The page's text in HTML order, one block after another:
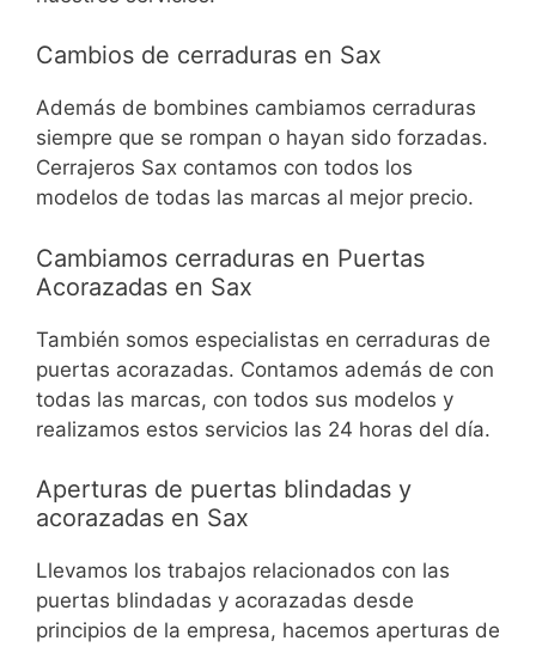
Cambios de cerraduras en Sax
Además de bombines cambiamos cerraduras
siempre que se rompan o hayan sido forzadas.
Cerrajeros Sax contamos con todos los
modelos de todas las marcas al mejor precio.
Cambiamos cerraduras en Puertas
Acorazadas en Sax
También somos especialistas en cerraduras de
puertas acorazadas. Contamos además de con
todas las marcas, con todos sus modelos y
realizamos estos servicios las 24 horas del día.
Aperturas de puertas blindadas y
acorazadas en Sax
Llevamos los trabajos relacionados con las
puertas blindadas y acorazadas desde
principios de la empresa, hacemos aperturas de